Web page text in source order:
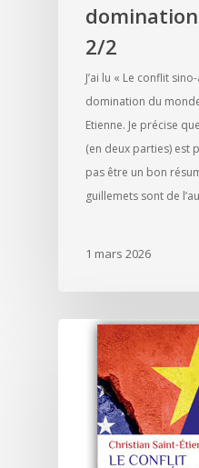
2/2
J’ai lu « Le conflit
domination du
Etienne. Je précise
(en deux parties) est
pas être un bon
guillemets sont de
1 mars 2026